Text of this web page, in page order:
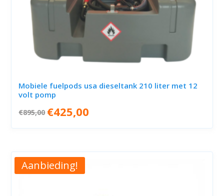
Mobiele fuelpods usa dieseltank 210 liter met 12
volt pomp
€895,00 Oorspronkelijke
prijs
was:
€425,00
is:
Aanbieding!